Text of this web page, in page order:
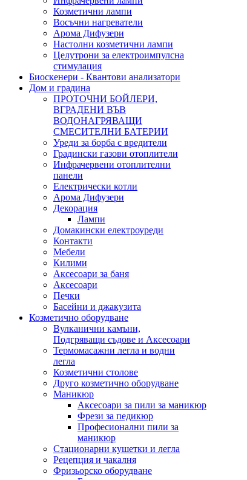
Козметични лампи
Восъчни нагреватели
Арома Дифузери
Настолни козметични лампи
Целутрони за електроимпулсна
стимулация
Биоскенери - Квантови анализатори
Дом и градина
ПРОТОЧНИ БОЙЛЕРИ,
ВГРАДЕНИ ВЪВ
ВОДОНАГРЯВАЩИ
СМЕСИТЕЛНИ БАТЕРИИ
Уреди за борба с вредители
Градински газови отоплители
Инфрачервени отоплителни
панели
Електрически котли
Арома Дифузери
Декорация
Лампи
Домакински електроуреди
Контакти
Мебели
Килими
Аксесоари за баня
Аксесоари
Печки
Басейни и джакузита
Козметично оборудване
Вулканични камъни,
Подгряващи съдове и Аксесоари
Термомасажни легла и водни
легла
Козметични столове
Друго козметично оборудване
Маникюр
Аксесоари за пили за маникюр
Фрези за педикюр
Професионални пили за
маникюр
Стационарни кушетки и легла
Рецепция и чакалня
Фризьорско оборудване